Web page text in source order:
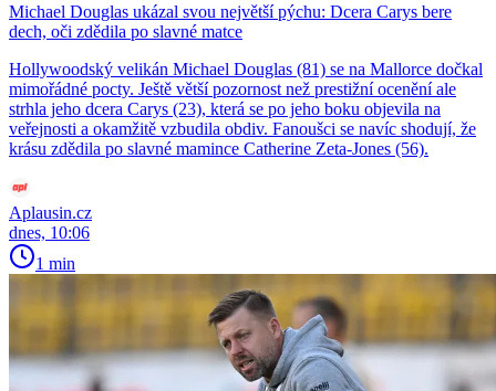
Michael Douglas ukázal svou největší pýchu: Dcera Carys bere
dech, oči zdědila po slavné matce
Hollywoodský velikán Michael Douglas (81) se na Mallorce dočkal
mimořádné pocty. Ještě větší pozornost než prestižní ocenění ale
strhla jeho dcera Carys (23), která se po jeho boku objevila na
veřejnosti a okamžitě vzbudila obdiv. Fanoušci se navíc shodují, že
krásu zdědila po slavné mamince Catherine Zeta-Jones (56).
Aplausin.cz
dnes, 10:06
1 min